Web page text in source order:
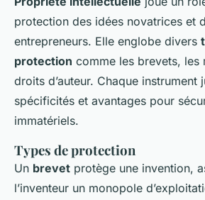
protection des idées novatrices et
entrepreneurs. Elle englobe divers
protection comme les brevets, les
droits d’auteur. Chaque instrument
spécificités et avantages pour
immatériels.
Types de protection
Un brevet protège une invention,
l’inventeur un monopole